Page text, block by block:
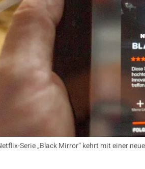
Serie „Black Mirror“ kehrt mit einer